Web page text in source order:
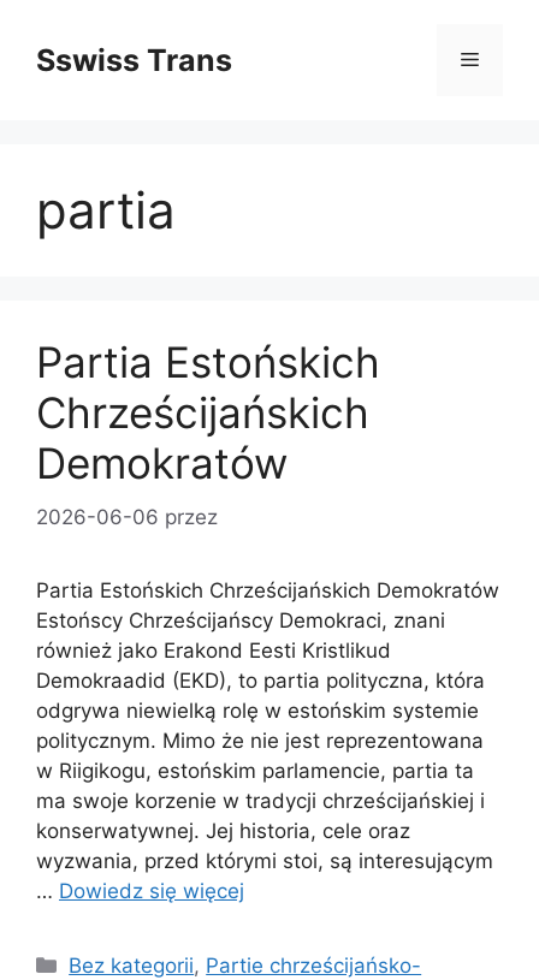
treściSswiss Trans Menu
partia
Partia Estońskich
Chrześcijańskich
Demokratów
2026-06-06 przez
Partia Estońskich Chrześcijańskich Demokratów
Estońscy Chrześcijańscy Demokraci, znani
również jako Erakond Eesti Kristlikud
Demokraadid (EKD), to partia polityczna, która
odgrywa niewielką rolę w estońskim systemie
politycznym. Mimo że nie jest reprezentowana
w Riigikogu, estońskim parlamencie, partia ta
ma swoje korzenie w tradycji chrześcijańskiej i
konserwatywnej. Jej historia, cele oraz
wyzwania, przed którymi stoi, są interesującym
… Dowiedz się więcej
Kategorie
Bez kategorii, Partie chrześcijańsko-